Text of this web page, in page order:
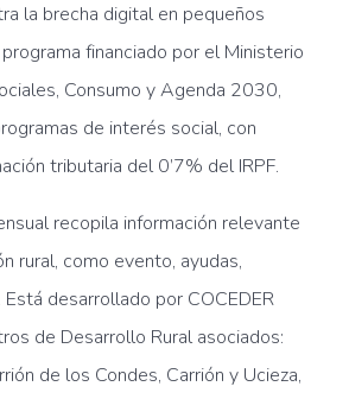
la brecha digital en pequeños
financiado por el Ministerio
Consumo y Agenda 2030,
de interés social, con
tributaria del 0’7% del IRPF.
recopila información relevante
rural, como evento, ayudas,
desarrollado por COCEDER
de Desarrollo Rural asociados:
de los Condes, Carrión y Ucieza,